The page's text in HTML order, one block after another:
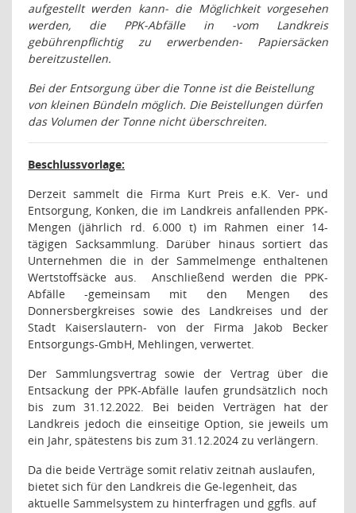
aufgestellt werden kann- die Möglichkeit vorgesehen
werden, die PPK-Abfälle in -vom Landkreis
gebührenpflichtig zu erwerbenden- Papiersäcken
bereitzustellen.
Bei der Entsorgung über die Tonne ist die Beistellung
von kleinen Bündeln möglich. Die Beistellungen dürfen
das Volumen der Tonne nicht überschreiten.
Beschlussvorlage:
Derzeit sammelt die Firma Kurt Preis e.K. Ver- und
Entsorgung, Konken, die im Landkreis anfallenden PPK-
Mengen (jährlich rd. 6.000 t) im Rahmen einer 14-
tägigen Sacksammlung. Darüber hinaus sortiert das
Unternehmen die in der Sammelmenge enthaltenen
Wertstoffsäcke aus.
Anschließend werden die PPK-
Abfälle -gemeinsam mit den Mengen des
Donnersbergkreises sowie des Landkreises und der
Stadt Kaiserslautern- von der Firma Jakob Becker
Entsorgungs-GmbH, Mehlingen, verwertet.
Der Sammlungsvertrag sowie der Vertrag über die
Entsackung der PPK-Abfälle laufen grundsätzlich noch
bis zum 31.12.2022. Bei beiden Verträgen hat der
Landkreis jedoch die einseitige Option, sie jeweils um
ein Jahr, spätestens bis zum 31.12.2024 zu verlängern.
Da die beide Verträge somit relativ zeitnah auslaufen,
bietet sich für den Landkreis die Ge-legenheit, das
aktuelle Sammelsystem zu hinterfragen und ggfls. auf